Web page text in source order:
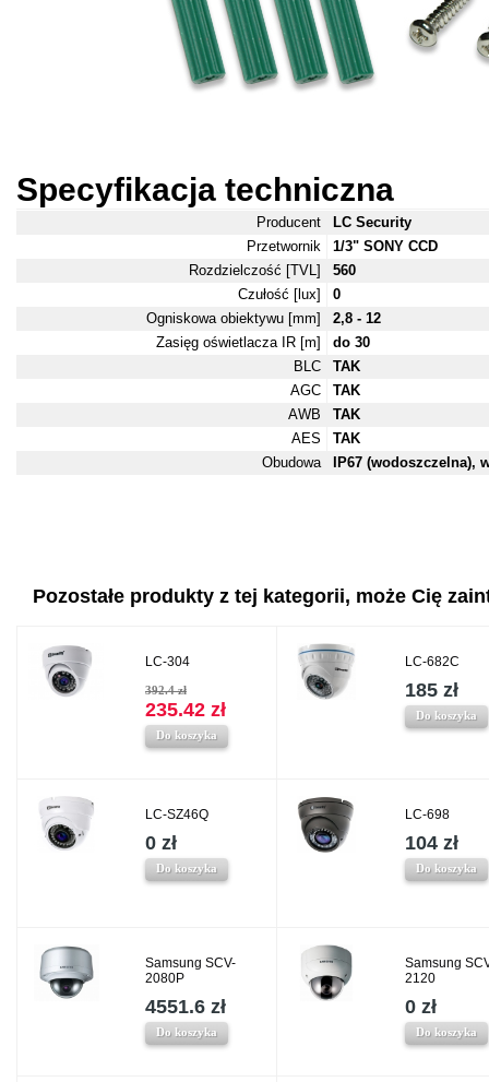
Specyfikacja techniczna
Producent
LC Security
Przetwornik
1/3" SONY CCD
Rozdzielczość [TVL]
560
Czułość [lux]
0
Ogniskowa obiektywu [mm]
2,8 - 12
Zasięg oświetlacza IR [m]
do 30
BLC
TAK
AGC
TAK
AWB
TAK
AES
TAK
Obudowa
IP67 (wodoszczelna),
Pozostałe produkty z tej kategorii, może Cię
LC-304
392.4 zł
235.42 zł
Do koszyka
LC-682C
185 zł
Do koszyka
LC-SZ46Q
0 zł
Do koszyka
LC-698
104 zł
Do koszyka
Samsung SCV-
2080P
4551.6 zł
Do koszyka
Samsung
2120
0 zł
Do koszyka